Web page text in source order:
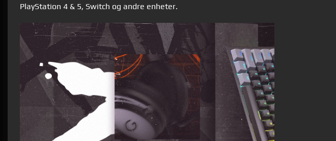
PlayStation 4 & 5, Switch og andre enheter.